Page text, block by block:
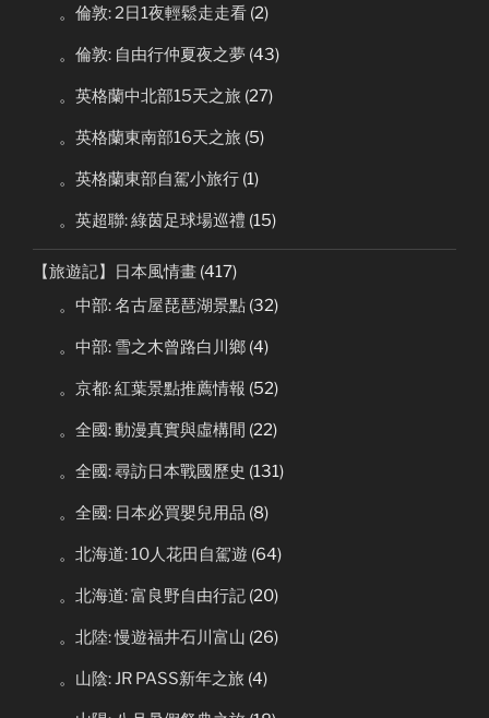
。倫敦: 2日1夜輕鬆走走看 (2)
。倫敦: 自由行仲夏夜之夢 (43)
。英格蘭中北部15天之旅 (27)
。英格蘭東南部16天之旅 (5)
。英格蘭東部自駕小旅行 (1)
。英超聯: 綠茵足球場巡禮 (15)
【旅遊記】日本風情畫 (417)
。中部: 名古屋琵琶湖景點 (32)
。中部: 雪之木曾路白川鄉 (4)
。京都: 紅葉景點推薦情報 (52)
。全國: 動漫真實與虛構間 (22)
。全國: 尋訪日本戰國歷史 (131)
。全國: 日本必買嬰兒用品 (8)
。北海道: 10人花田自駕遊 (64)
。北海道: 富良野自由行記 (20)
。北陸: 慢遊福井石川富山 (26)
。山陰: JR PASS新年之旅 (4)